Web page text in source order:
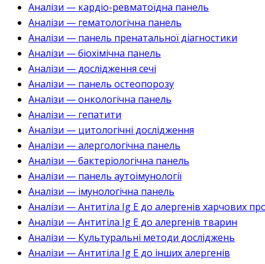
Аналізи — кардіо-ревматоїдна панель
Аналізи — гематологічна панель
Аналізи — панель пренатальної діагностики
Аналізи — біохімічна панель
Аналізи — дослідження сечі
Аналізи — панель остеопорозу
Аналізи — онкологічна панель
Аналізи — гепатити
Аналізи — цитологічні дослідження
Аналізи — алергологічна панель
Аналізи — бактеріологічна панель
Аналізи — панель аутоімунології
Аналізи — імунологічна панель
Аналізи — Антитіла Ig E до алергенів харчових
Аналізи — Антитіла Ig E до алергенів тварин
Аналізи — Культуральні методи досліджень
Аналізи — Антитіла Ig E до інших алергенів